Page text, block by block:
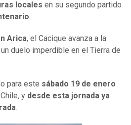
locales en su segundo partido
.
Arica, el Cacique avanza a la
duelo imperdible en el Tierra de
para este sábado 19 de enero
, y desde esta jornada ya
.